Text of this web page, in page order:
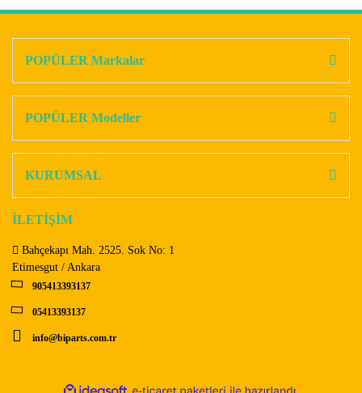
Ürün açıklamasında eksik bilgiler bulunuyor.
Bu ürüne benzer farklı alternatifler olmalı.
POPÜLER Markalar
POPÜLER Modeller
KURUMSAL
İLETİŞİM
Bahçekapı Mah. 2525. Sok No: 1
Etimesgut / Ankara
905413393137
05413393137
info@biparts.com.tr